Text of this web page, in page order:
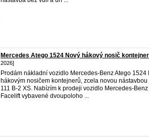
Mercedes Atego 1524 Nový hákový nosič
2026]
Prodám nákladní vozidlo Mercedes-Benz Atego 1524
hákovým nosičem kontejnerů, zcela novou
111 B-2 XS. Nabízím k prodeji vozidlo Mercedes-
Facelift vybavené dvoupoloho ...